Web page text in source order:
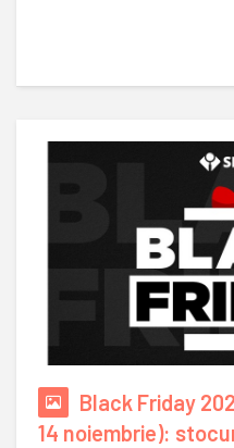
Black Friday
14 noiembrie):